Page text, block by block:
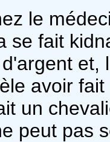
le
se fait
et,
avoir
un
peut pas